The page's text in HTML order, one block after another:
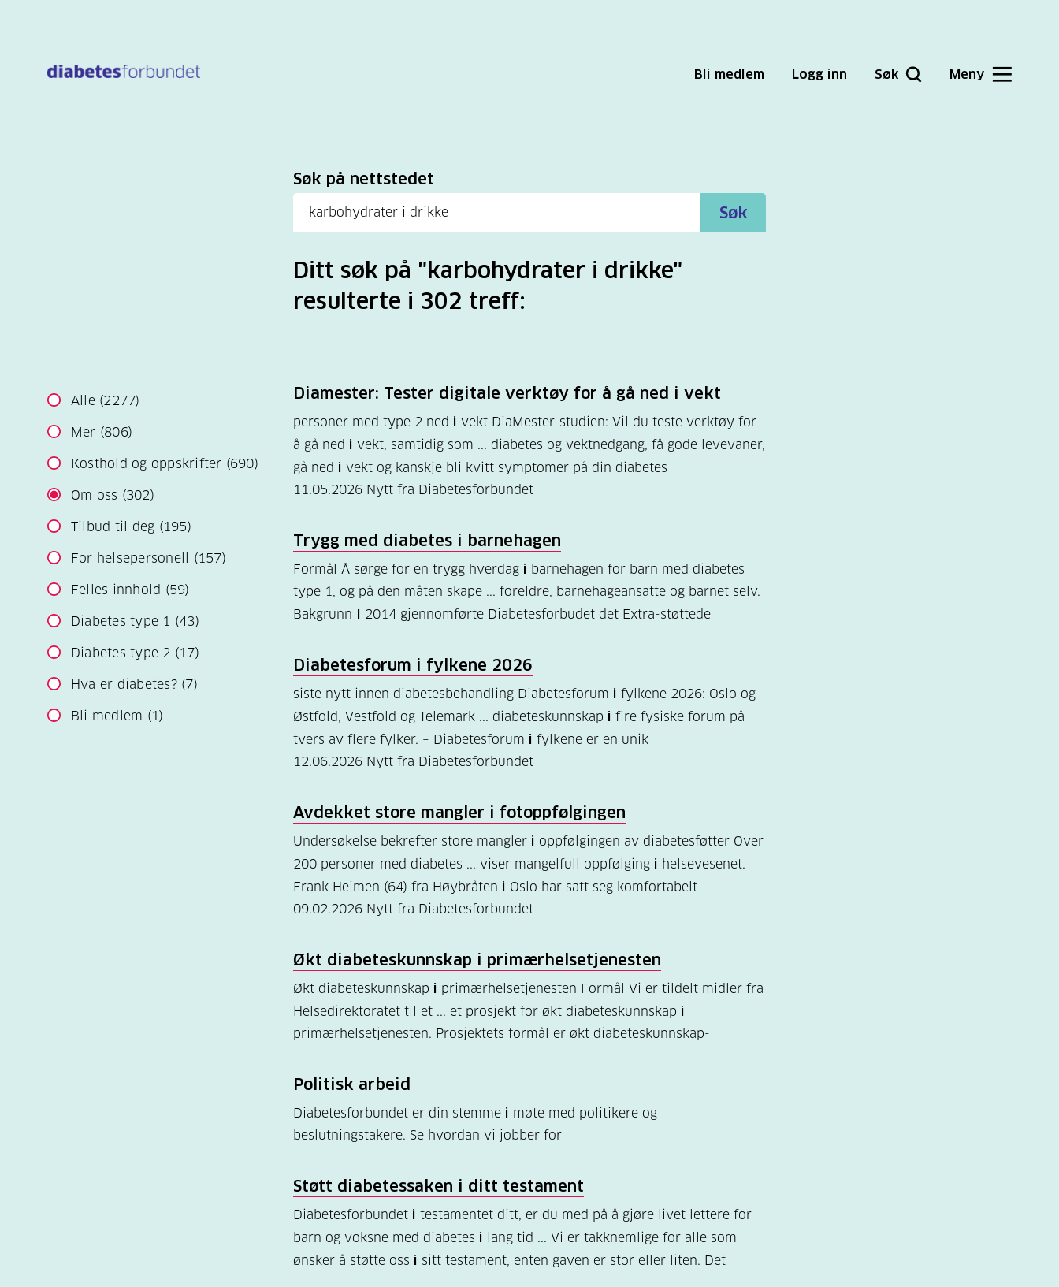
Bli medlem Logg inn Søk Meny
Søk
Søk på nettstedet
Søk
Ditt søk på "karbohydrater i drikke"
resulterte i 302 treff:
Alle (2277)
Mer (806)
Kosthold og oppskrifter (690)
Om oss (302)
Tilbud til deg (195)
For helsepersonell (157)
Felles innhold (59)
Diabetes type 1 (43)
Diabetes type 2 (17)
Hva er diabetes? (7)
Bli medlem (1)
Diamester: Tester digitale verktøy for å gå ned i vekt
personer med type 2 ned i vekt DiaMester-studien: Vil du teste verktøy for
å gå ned i vekt, samtidig som ... diabetes og vektnedgang, få gode levevaner,
gå ned i vekt og kanskje bli kvitt symptomer på din diabetes
11.05.2026 Nytt fra Diabetesforbundet
Trygg med diabetes i barnehagen
Formål Å sørge for en trygg hverdag i barnehagen for barn med diabetes
type 1, og på den måten skape ... foreldre, barnehageansatte og barnet selv.
Bakgrunn I 2014 gjennomførte Diabetesforbudet det Extra-støttede
Diabetesforum i fylkene 2026
siste nytt innen diabetesbehandling Diabetesforum i fylkene 2026: Oslo og
Østfold, Vestfold og Telemark ... diabeteskunnskap i fire fysiske forum på
tvers av flere fylker. – Diabetesforum i fylkene er en unik
12.06.2026 Nytt fra Diabetesforbundet
Avdekket store mangler i fotoppfølgingen
Undersøkelse bekrefter store mangler i oppfølgingen av diabetesføtter Over
200 personer med diabetes ... viser mangelfull oppfølging i helsevesenet.
Frank Heimen (64) fra Høybråten i Oslo har satt seg komfortabelt
09.02.2026 Nytt fra Diabetesforbundet
Økt diabeteskunnskap i primærhelsetjenesten
Økt diabeteskunnskap i primærhelsetjenesten Formål Vi er tildelt midler fra
Helsedirektoratet til et ... et prosjekt for økt diabeteskunnskap i
primærhelsetjenesten. Prosjektets formål er økt diabeteskunnskap-
Politisk arbeid
Diabetesforbundet er din stemme i møte med politikere og
beslutningstakere. Se hvordan vi jobber for
Støtt diabetessaken i ditt testament
Diabetesforbundet i testamentet ditt, er du med på å gjøre livet lettere for
barn og voksne med diabetes i
lang tid ... Vi er takknemlige for alle som
ønsker å støtte oss i sitt testament, enten gaven er stor eller liten. Det